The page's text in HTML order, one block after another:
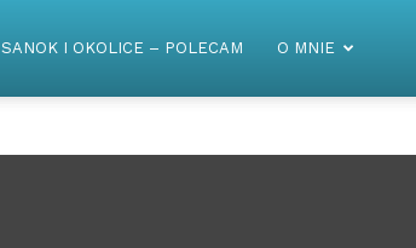
SANOK I OKOLICE – POLECAM O MNIE